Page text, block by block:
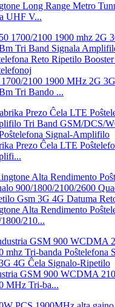
Long Range Metro
UHF V...
2100 1900 MHz 2G
Tri Bando ...
Prezo Ĉela LTE
Alta Rendimento
210...
GSM 900 WCDMA
MHz Tri-ba...